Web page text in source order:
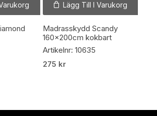
Lägg Till I Varukorg
Madrasskydd Scandy
160x200cm kokbart
Artikelnr: 10635
275 kr